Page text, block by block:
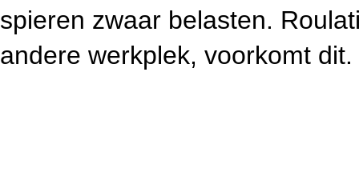
spieren zwaar belasten.
andere werkplek, voorkomt dit.